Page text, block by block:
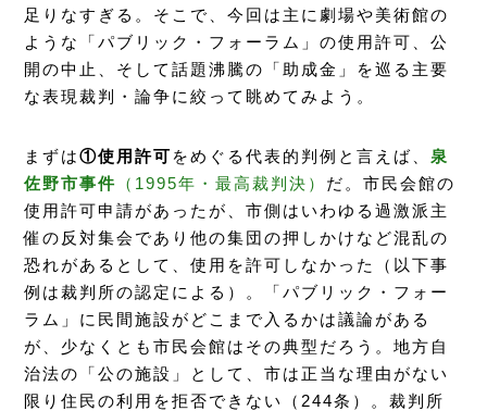
足りなすぎる。そこで、今回は主に劇場や美術館の
ような「パブリック・フォーラム」の使用許可、公
開の中止、そして話題沸騰の「助成金」を巡る主要
な表現裁判・論争に絞って眺めてみよう。
まずは①使用許可 をめぐる代表的判例と言えば、 泉
佐野市事件 （1995年・最高裁判決） だ。市民会館の
使用許可申請があったが、市側はいわゆる過激派主
催の反対集会であり他の集団の押しかけなど混乱の
恐れがあるとして、使用を許可しなかった（以下事
例は裁判所の認定による）。「パブリック・フォー
ラム」に民間施設がどこまで入るかは議論がある
が、少なくとも市民会館はその典型だろう。地方自
治法の「公の施設」として、市は正当な理由がない
限り住民の利用を拒否できない（244条）。裁判所